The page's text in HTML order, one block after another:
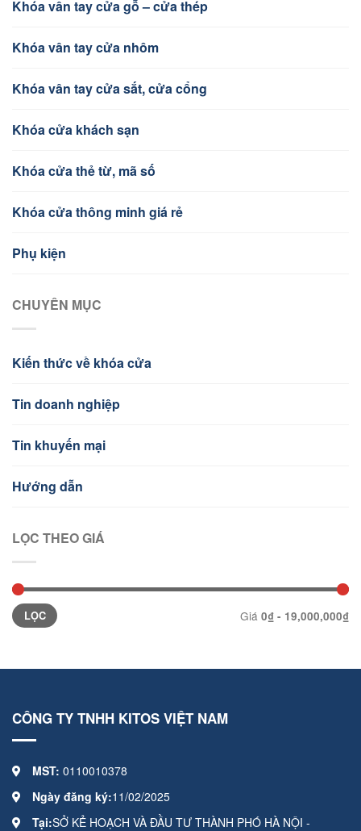
Khóa vân tay cửa gỗ – cửa thép
Khóa vân tay cửa nhôm
Khóa vân tay cửa sắt, cửa cổng
Khóa cửa khách sạn
Khóa cửa thẻ từ, mã số
Khóa cửa thông minh giá rẻ
Phụ kiện
CHUYÊN MỤC
Kiến thức về khóa cửa
Tin doanh nghiệp
Tin khuyến mại
Hướng dẫn
LỌC THEO GIÁ
Giá 0₫ - 19,000,000₫
CÔNG TY TNHH KITOS VIỆT NAM
MST: 0110010378
Ngày đăng ký:11/02/2025
Tại:SỞ KẺ HOẠCH VÀ ĐẦU TƯ THÀNH PHÓ HÀ NỘI -